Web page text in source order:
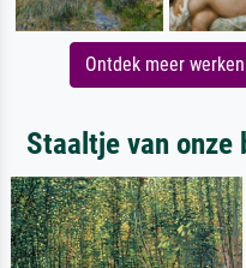
Ontdek meer
Staaltje van onze